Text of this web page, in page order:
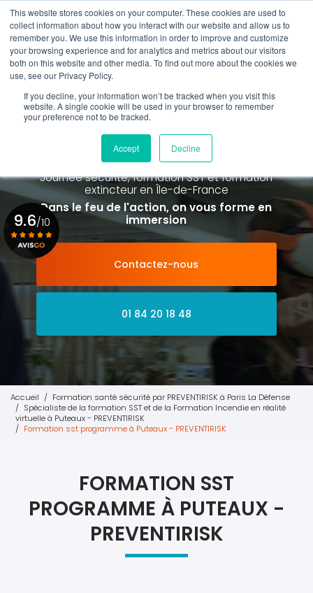
This website stores cookies on your computer. These cookies are used to
collect information about how you interact with our website and allow us to
remember you. We use this information in order to improve and customize
your browsing experience and for analytics and metrics about our visitors
both on this website and other media. To find out more about the cookies we
use, see our Privacy Policy.
If you decline, your information won’t be tracked when you visit this
website. A single cookie will be used in your browser to remember
your preference not to be tracked.
Accept Decline
Aller
au
contenu
principal
01 84 20 18 48
Spécialiste de la formation SST et
de la Formation Incendie
à Paris La Défense depuis 2015
Journée sécurité, formation SST et formation
extincteuren Île-de-France
Dans le feu de l'action, on vous forme en
immersion
Contactez-nous
01 84 20 18 48
9.6/10
Voir le certificat
Accueil
Formation santé sécurité par PREVENTIRISK à Paris La Défense
Spécialiste de la formation SST et de la Formation Incendie en réalité
virtuelle à Puteaux - PREVENTIRISK
Formation sst programme à Puteaux - PREVENTIRISK
FORMATION SST
PROGRAMME À PUTEAUX -
PREVENTIRISK